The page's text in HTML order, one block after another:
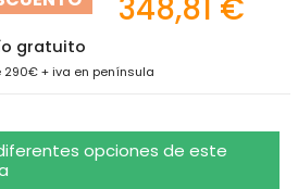
348,81 €
gratuito
290€ + iva en península
opciones de este